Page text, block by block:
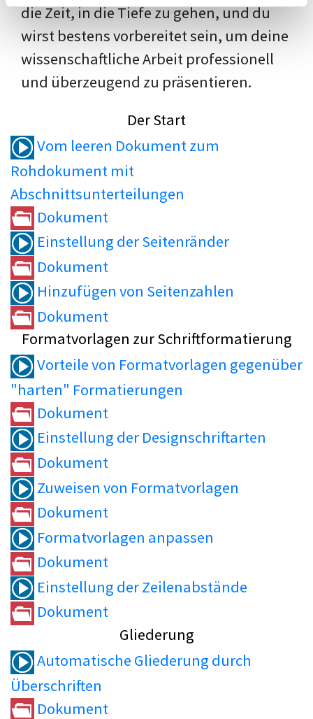
die Zeit, in die Tiefe zu gehen, und du
wirst bestens vorbereitet sein, um deine
wissenschaftliche Arbeit professionell
und überzeugend zu präsentieren.
Der Start
Vom leeren Dokument zum
Rohdokument mit
Abschnittsunterteilungen
Dokument
Einstellung der Seitenränder
Dokument
Hinzufügen von Seitenzahlen
Dokument
Formatvorlagen zur Schriftformatierung
Vorteile von Formatvorlagen gegenüber
"harten" Formatierungen
Dokument
Einstellung der Designschriftarten
Dokument
Zuweisen von Formatvorlagen
Dokument
Formatvorlagen anpassen
Dokument
Einstellung der Zeilenabstände
Dokument
Gliederung
Automatische Gliederung durch
Überschriften
Dokument